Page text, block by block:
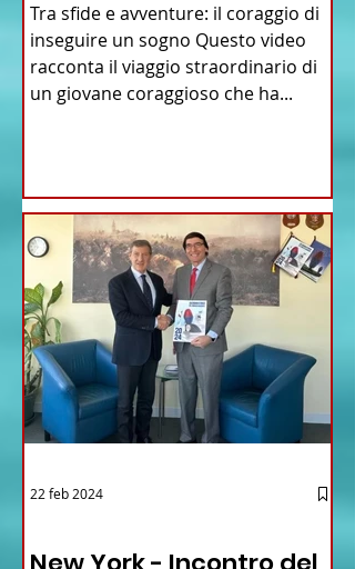
Tra sfide e avventure: il coraggio di
inseguire un sogno Questo video
racconta il viaggio straordinario di
un giovane coraggioso che ha...
22 feb 2024